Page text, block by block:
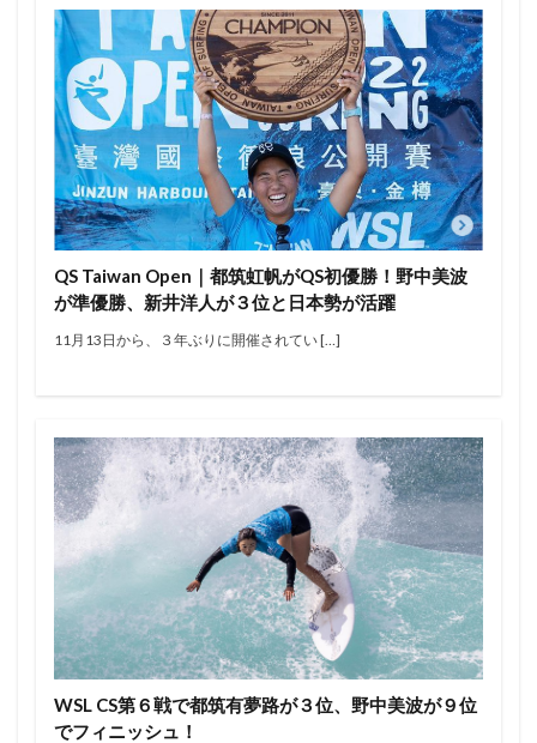
QS Taiwan Open｜都筑虹帆がQS初優勝！野中美波
が準優勝、新井洋人が３位と日本勢が活躍
11月13日から、３年ぶりに開催されてい […]
WSL CS第６戦で都筑有夢路が３位、野中美波が９位
でフィニッシュ！
Transistor Brand
Tyler Wallen
TYPHOON
US Open
VISSLA
Volcom
WARNER SURFBOARDS
WCL WCT
WLT
WSL
Y.U YouTube
アウトドア
イザベラ・ニコラス
インタビュー
インドネシア
エアー
オリンピック
オンショア
オンラインコンテスト
カラップフリップ
カラムロブソン
カリッサ・ムーア
カリフォルニア
ケリー・スレーター
サーファー
サーフィン
サーフィンが好きな人と繋がりたい
サーフボード
サーフランチ
サンセットビーチ
ジャック・ロビンソン
ジャワ島
ショートボード
ジョアン・ディファイ
ジョエル・チューダー
ジョエルチューダー
ジョン・ジョン・フローレンス
ジョンジョンフローレンス
スイッチスタンス
タイラー・ウォーレン